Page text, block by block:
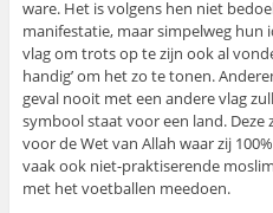
ware. Het is volgens hen niet
manifestatie, maar simpelweg hun
vlag om trots op te zijn ook al
handig’ om het zo te tonen.
geval nooit met een andere vlag
symbool staat voor een land. Deze
voor de Wet van Allah waar zij
vaak ook niet-praktiserende
met het voetballen meedoen.